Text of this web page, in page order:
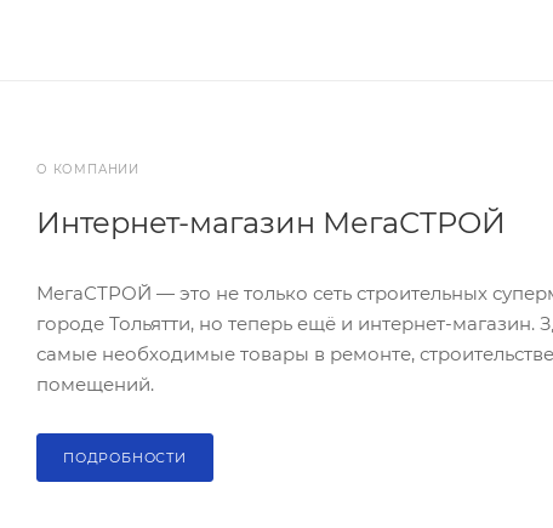
О КОМПАНИИ
Интернет-магазин МегаСТРОЙ
МегаСТРОЙ — это не только сеть строительных
городе Тольятти, но теперь ещё и интернет-магазин.
самые необходимые товары в ремонте,
помещений.
ПОДРОБНОСТИ